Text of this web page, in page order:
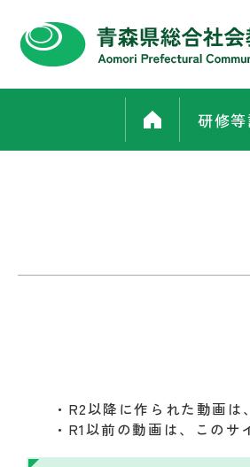
研修
・R2以降に作られた動画
・R1以前の動画は、このサ